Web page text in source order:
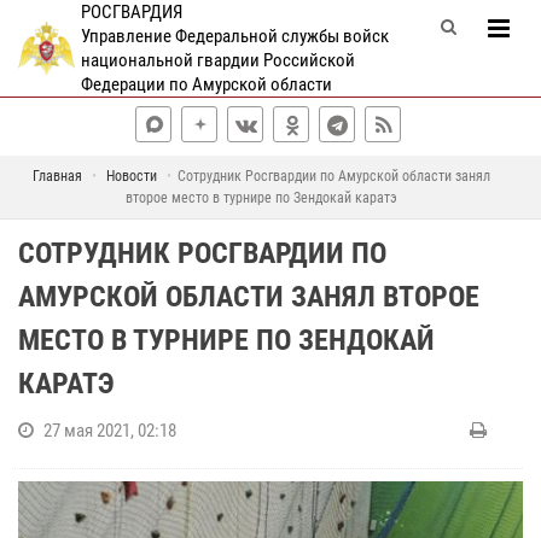
РОСГВАРДИЯ
Управление Федеральной службы войск
национальной гвардии Российской
Федерации по Амурской области
Главная Новости
Сотрудник Росгвардии по Амурской области занял
второе место в турнире по Зендокай каратэ
СОТРУДНИК РОСГВАРДИИ ПО
АМУРСКОЙ ОБЛАСТИ ЗАНЯЛ ВТОРОЕ
МЕСТО В ТУРНИРЕ ПО ЗЕНДОКАЙ
КАРАТЭ
27 мая 2021, 02:18